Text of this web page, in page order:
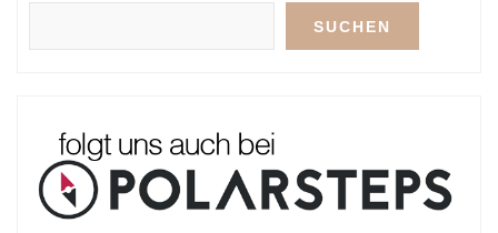
SUCHEN